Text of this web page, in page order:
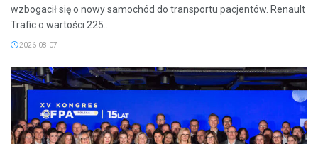
wzbogacił się o nowy samochód do transportu pacjentów. Renault
Trafic o wartości 225...
2026-08-07